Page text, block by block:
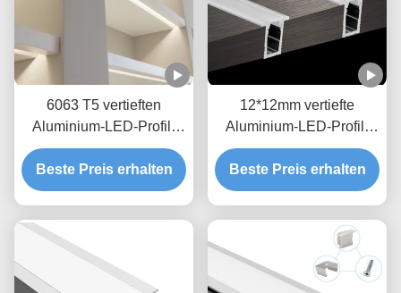
6063 T5 vertieften
Aluminium-LED-Profil-
Kühlkörper-Wohnung für
Deckenleuchte
Beste Preis erhalten
12*12mm vertiefte
Aluminium-LED-Profil-
Kühlkörper-
Verdrängungs-Kanal
Beste Preis erhalten